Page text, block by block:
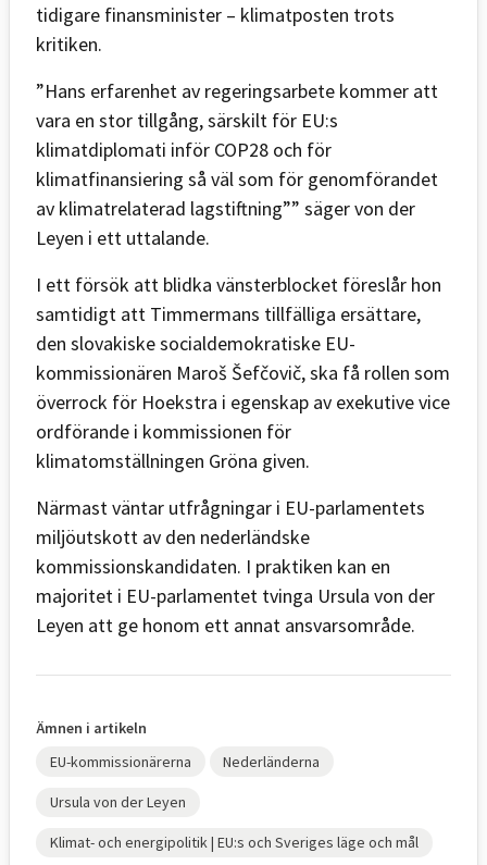
tidigare finansminister – klimatposten trots
kritiken.
”Hans erfarenhet av regeringsarbete kommer att
vara en stor tillgång, särskilt för EU:s
klimatdiplomati inför COP28 och för
klimatfinansiering så väl som för genomförandet
av klimatrelaterad lagstiftning”” säger von der
Leyen i ett uttalande.
I ett försök att blidka vänsterblocket föreslår hon
samtidigt att Timmermans tillfälliga ersättare,
den slovakiske socialdemokratiske EU-
kommissionären Maroš Šefčovič, ska få rollen som
överrock för Hoekstra i egenskap av exekutive vice
ordförande i kommissionen för
klimatomställningen Gröna given.
Närmast väntar utfrågningar i EU-parlamentets
miljöutskott av den nederländske
kommissionskandidaten. I praktiken kan en
majoritet i EU-parlamentet tvinga Ursula von der
Leyen att ge honom ett annat ansvarsområde.
Ämnen i artikeln
EU-kommissionärerna
Nederländerna
Ursula von der Leyen
Klimat- och energipolitik | EU:s och Sveriges läge och mål